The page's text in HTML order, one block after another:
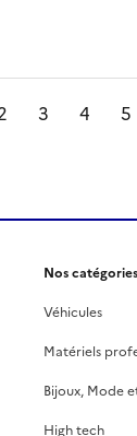
3 4 5
Nos
Véhicules
Matériels
Bijoux, Mode
High tech